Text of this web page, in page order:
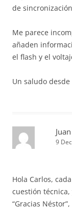
de
Me parece
añaden
el flash y el
Un saludo desde
Juan
9
Hola Carlos,
cuestión
“Gracias